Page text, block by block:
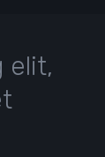
elit,